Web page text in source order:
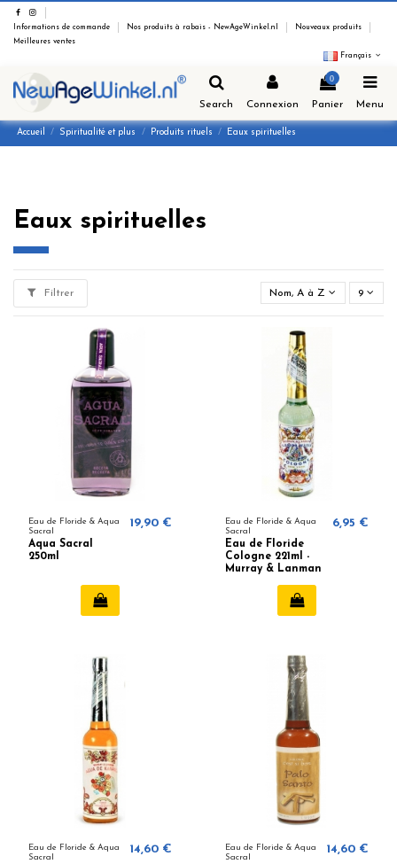
Informations de commande Nos produits à rabais - NewAgeWinkel.nl
Nouveaux produits
Meilleures ventes
Français
Search Connexion
0
Panier Menu
Accueil Spiritualité et plus Produits rituels Eaux spirituelles
Eaux spirituelles
Filtrer Nom, A à Z 9
Eau de Floride & Aqua
Sacral
Aqua Sacral
250ml
19,90 €
Eau de Floride & Aqua
Sacral
Eau de Floride
Cologne 221ml -
Murray & Lanman
6,95 €
Eau de Floride & Aqua
Sacral
14,60 €
Eau de Floride & Aqua
Sacral
14,60 €